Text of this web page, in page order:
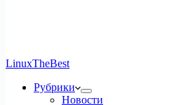
LinuxTheBest
Рубрики
Новости